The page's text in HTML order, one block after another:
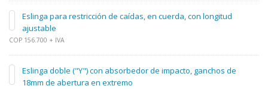
Eslinga para restricción de caídas, en cuerda, con longitud
ajustable
COP 156.700 + IVA
Eslinga doble ("Y") con absorbedor de impacto, ganchos de
18mm de abertura en extremo